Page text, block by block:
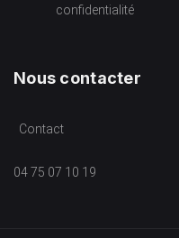
confidentialité
Nous contacter
Contact
04 75 07 10 19